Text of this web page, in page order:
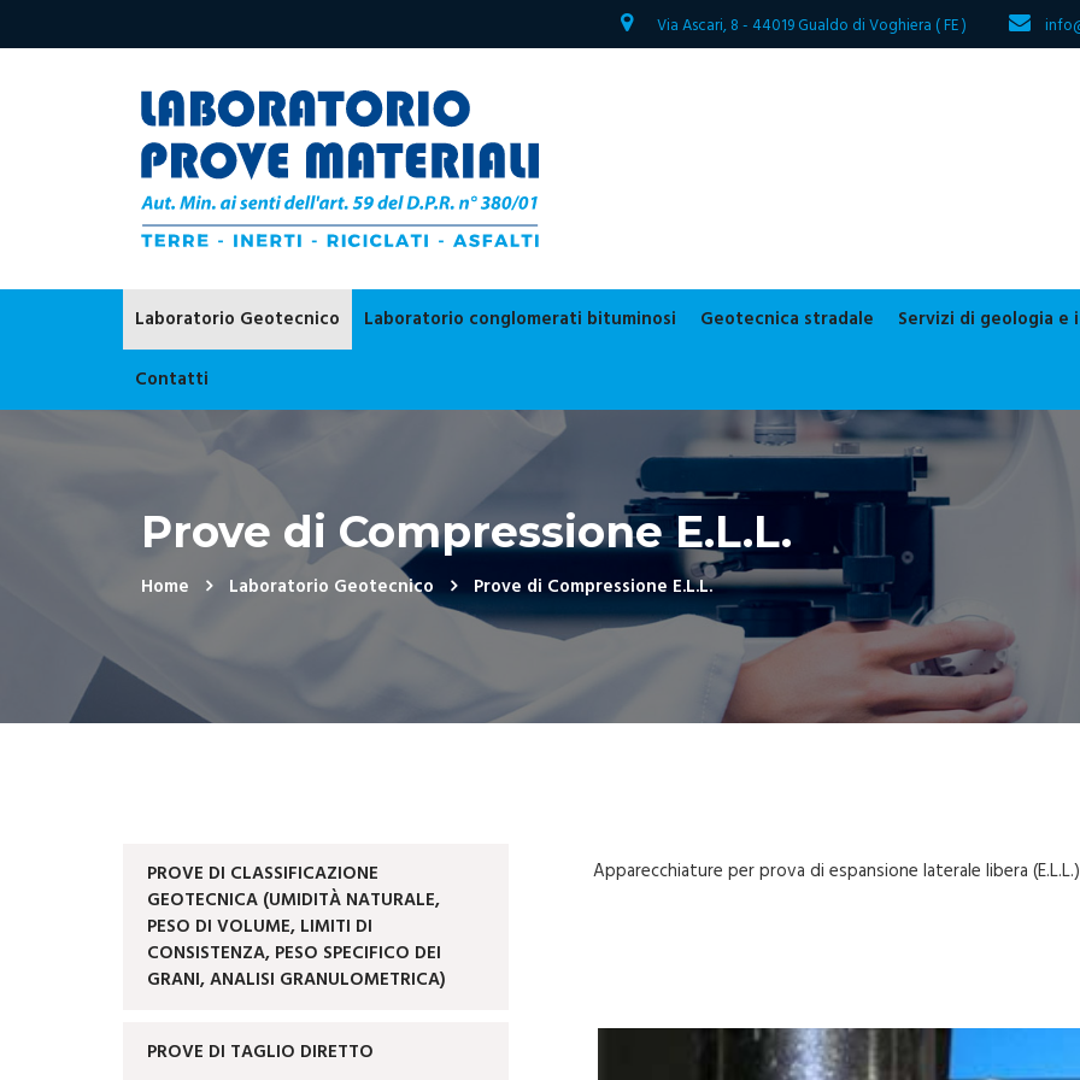
Via Ascari, 8 - 44019 Gualdo di Voghiera ( FE )
Laboratorio Geotecnico Laboratorio conglomerati bituminosi Geotecnica stradale Servizi di geologia e
Contatti
Prove di Compressione E.L.L.
Home Laboratorio Geotecnico Prove di Compressione E.L.L.
Apparecchiature per prova di espansione laterale libera
PROVE DI CLASSIFICAZIONE
GEOTECNICA (UMIDITÀ NATURALE,
PESO DI VOLUME, LIMITI DI
CONSISTENZA, PESO SPECIFICO DEI
GRANI, ANALISI GRANULOMETRICA)
PROVE DI TAGLIO DIRETTO